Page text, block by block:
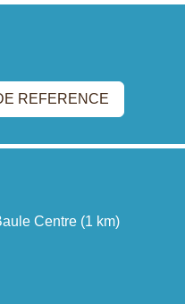
REFERENCE
Centre (1 km)